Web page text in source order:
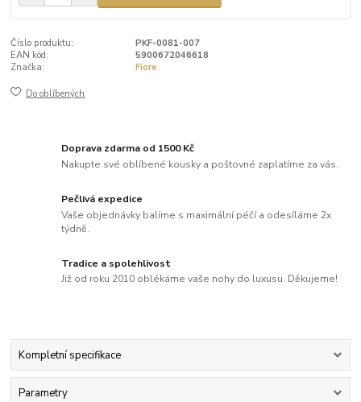
Číslo produktu:
PKF-0081-007
EAN kód:
5900672046618
Značka:
Fiore
Do oblíbených
Doprava zdarma od 1500 Kč
Nakupte své oblíbené kousky a poštovné zaplatíme za vás.
Pečlivá expedice
Vaše objednávky balíme s maximální péčí a odesíláme 2x
týdně.
Tradice a spolehlivost
Již od roku 2010 oblékáme vaše nohy do luxusu. Děkujeme!
Kompletní specifikace
Parametry